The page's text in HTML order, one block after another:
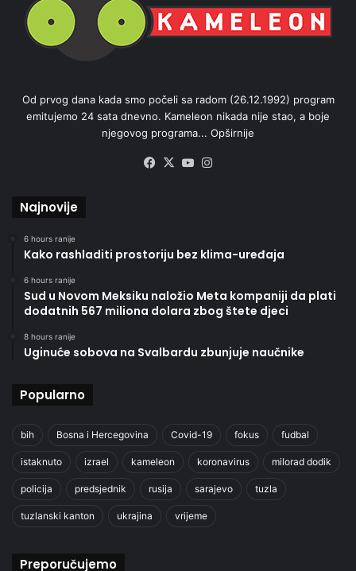
Od prvog dana kada smo počeli sa radom (26.12.1992) program
emitujemo 24 sata dnevno. Kameleon nikada nije stao, a boje
njegovog programa... Opširnije
Facebook
X YouTube
Najnovije
6 hours ranije
Kako rashladiti prostoriju bez klima-uređaja
6 hours ranije
Sud u Novom Meksiku naložio Meta kompaniji da plati
dodatnih 567 miliona dolara zbog štete djeci
8 hours ranije
Uginuće sobova na Svalbardu zbunjuje naučnike
Popularno
bih Bosna i Hercegovina Covid-19 fokus fudbal
istaknuto izrael kameleon koronavirus milorad dodik
policija predsjednik rusija sarajevo tuzla
tuzlanski kanton ukrajina vrijeme
Preporučujemo